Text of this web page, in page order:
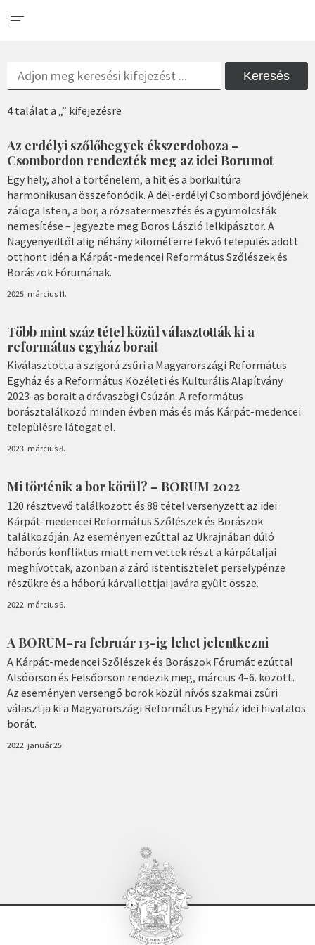
Keresés
4 találat a „” kifejezésre
Az erdélyi szőlőhegyek ékszerdoboza –
Csombordon rendezték meg az idei Borumot
Egy hely, ahol a történelem, a hit és a borkultúra
harmonikusan összefonódik. A dél-erdélyi Csombord jövőjének
záloga Isten, a bor, a rózsatermesztés és a gyümölcsfák
nemesítése – jegyezte meg Boros László lelkipásztor. A
Nagyenyedtől alig néhány kilométerre fekvő település adott
otthont idén a Kárpát-medencei Református Szőlészek és
Borászok Fórumának.
2025. március 11.
Több mint száz tétel közül választották ki a
református egyház borait
Kiválasztotta a szigorú zsűri a Magyarországi Református
Egyház és a Református Közéleti és Kulturális Alapítvány
2023-as borait a drávaszögi Csúzán. A református
borásztalálkozó minden évben más és más Kárpát-medencei
településre látogat el.
2023. március 8.
Mi történik a bor körül? – BORUM 2022
120 résztvevő találkozott és 88 tétel versenyzett az idei
Kárpát-medencei Református Szőlészek és Borászok
találkozóján. Az eseményen ezúttal az Ukrajnában dúló
háborús konfliktus miatt nem vettek részt a kárpátaljai
meghívottak, azonban a záró istentisztelet perselypénze
részükre és a háború kárvallottjai javára gyűlt össze.
2022. március 6.
A BORUM-ra február 13-ig lehet jelentkezni
A Kárpát-medencei Szőlészek és Borászok Fórumát ezúttal
Alsóörsön és Felsőörsön rendezik meg, március 4–6. között.
Az eseményen versengő borok közül nívós szakmai zsűri
választja ki a Magyarországi Református Egyház idei hivatalos
borát.
2022. január 25.